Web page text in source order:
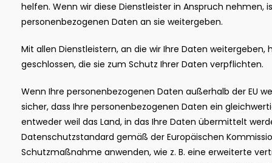
helfen. Wenn wir diese Dienstleister in Anspruch nehmen,
personenbezogenen Daten an sie weitergeben.
Mit allen Dienstleistern, an die wir Ihre Daten weitergeben,
geschlossen, die sie zum Schutz Ihrer Daten verpflichten.
Wenn Ihre personenbezogenen Daten außerhalb der EU
sicher, dass Ihre personenbezogenen Daten ein
entweder weil das Land, in das Ihre Daten übermittelt
Datenschutzstandard gemäß der Europäischen
Schutzmaßnahme anwenden, wie z. B. eine erweiterte